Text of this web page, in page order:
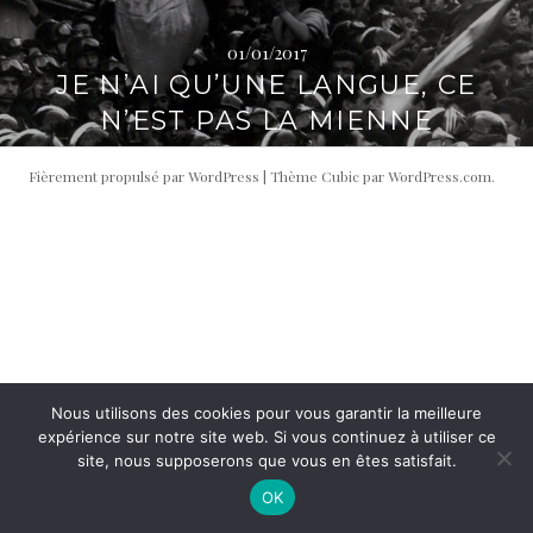
i
p
a
l
t
é
r
a
l
01/01/2017
JE N’AI QU’UNE LANGUE, CE
N’EST PAS LA MIENNE
Fièrement propulsé par WordPress | Thème Cubic parWordPress.com.
Nous utilisons des cookies pour vous garantir la meilleure
expérience sur notre site web. Si vous continuez à utiliser ce
site, nous supposerons que vous en êtes satisfait.
OK